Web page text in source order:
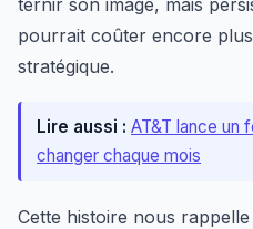
ternir son image, mais
pourrait coûter encore
stratégique.
Lire aussi : AT&T lance un
changer chaque mois
Cette histoire nous